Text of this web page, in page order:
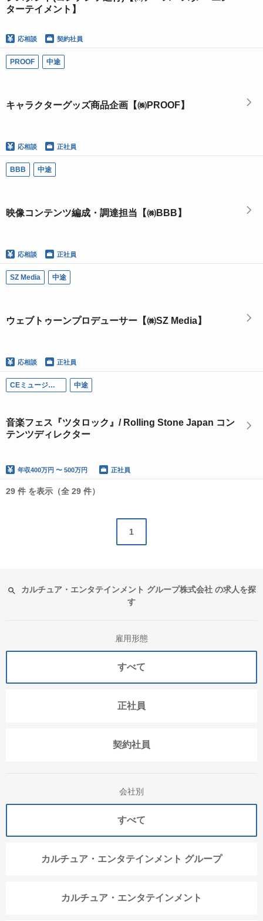
ターテイメント】
応相談 契約社員
PROOF 中途
キャラクターグッズ商品企画【㈱PROOF】
応相談 正社員
BBB 中途
映像コンテンツ編成・調達担当【㈱BBB】
応相談 正社員
SZ Media 中途
ウェブトゥーンプロデューサー【㈱SZ Media】
応相談 正社員
CEミュージッククリエイティブ 中途
音楽フェス『ツタロック』/ Rolling Stone Japan コン
テンツディレクター
年収400万円 〜 500万円 正社員
29 件 を表示（全 29 件）
1
カルチュア・エンタテインメント グループ株式会社 の求人を探
す
雇用形態
すべて
正社員
契約社員
会社別
すべて
カルチュア・エンタテインメント グループ
カルチュア・エンタテインメント